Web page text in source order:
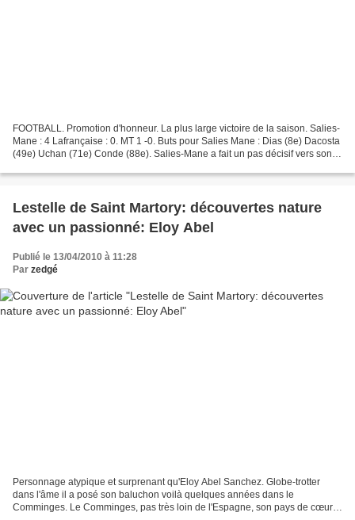
FOOTBALL. Promotion d'honneur. La plus large victoire de la saison. Salies-
Mane : 4 Lafrançaise : 0. MT 1 -0. Buts pour Salies Mane : Dias (8e) Dacosta
(49e) Uchan (71e) Conde (88e). Salies-Mane a fait un pas décisif vers son
Lestelle de Saint Martory: découvertes nature
avec un passionné: Eloy Abel
Publié le 13/04/2010 à 11:28
Par zedgé
Personnage atypique et surprenant qu'Eloy Abel Sanchez. Globe-trotter
dans l'âme il a posé son baluchon voilà quelques années dans le
Comminges. Le Comminges, pas très loin de l'Espagne, son pays de cœur.